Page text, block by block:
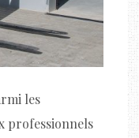
les
professionnels